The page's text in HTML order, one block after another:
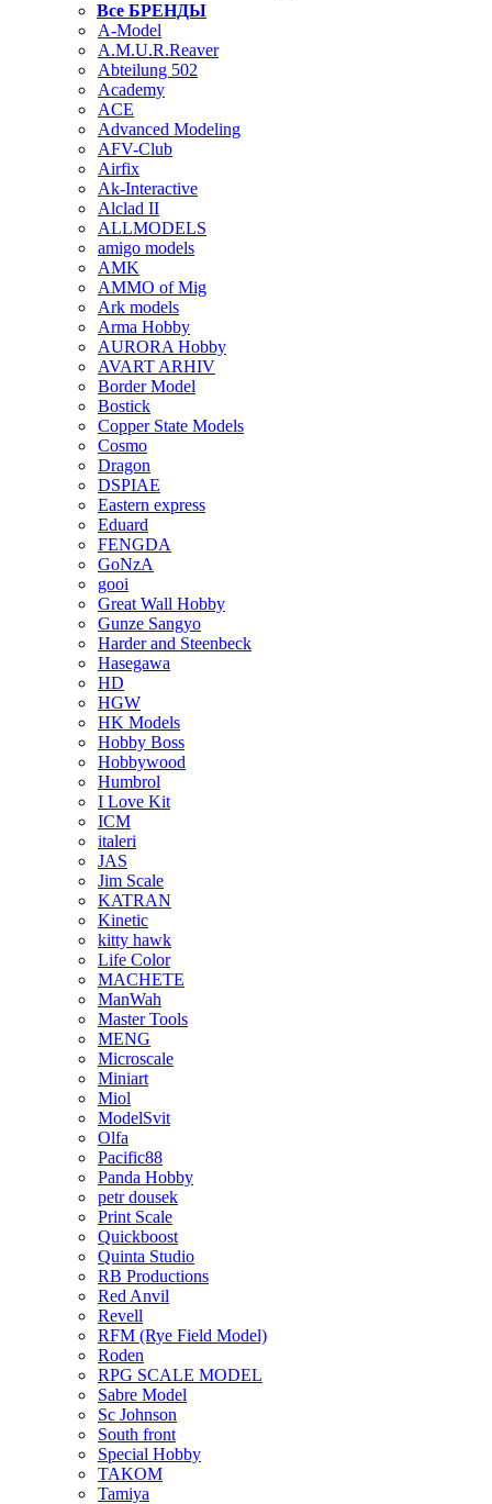
Все БРЕНДЫ
A-Model
A.M.U.R.Reaver
Abteilung 502
Academy
ACE
Advanced Modeling
AFV-Club
Airfix
Ak-Interactive
Alclad II
ALLMODELS
amigo models
AMK
AMMO of Mig
Ark models
Arma Hobby
AURORA Hobby
AVART ARHIV
Border Model
Bostick
Copper State Models
Cosmo
Dragon
DSPIAE
Eastern express
Eduard
FENGDA
GoNzA
gooi
Great Wall Hobby
Gunze Sangyo
Harder and Steenbeck
Hasegawa
HD
HGW
HK Models
Hobby Boss
Hobbywood
Humbrol
I Love Kit
ICM
italeri
JAS
Jim Scale
KATRAN
Kinetic
kitty hawk
Life Color
MACHETE
ManWah
Master Tools
MENG
Microscale
Miniart
Miol
ModelSvit
Olfa
Pacific88
Panda Hobby
petr dousek
Print Scale
Quickboost
Quinta Studio
RB Productions
Red Anvil
Revell
RFM (Rye Field Model)
Roden
RPG SCALE MODEL
Sabre Model
Sc Johnson
South front
Special Hobby
TAKOM
Tamiya